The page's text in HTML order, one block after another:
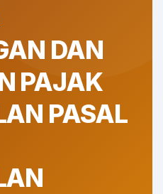
DAN
PAJAK
PASAL